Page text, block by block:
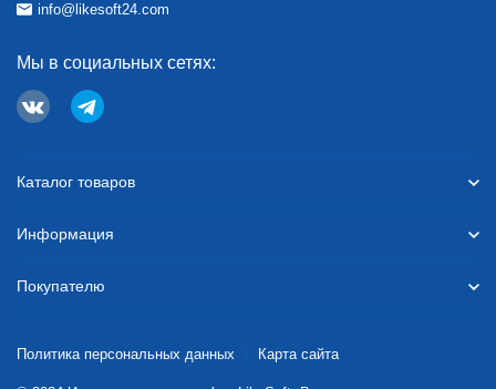
info@likesoft24.com
Мы в социальных сетях:
Каталог товаров
Информация
Покупателю
Политика персональных данных Карта сайта